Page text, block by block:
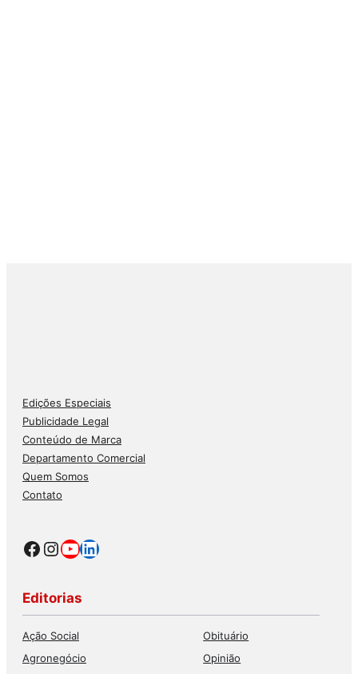
Edições Especiais
Publicidade Legal
Conteúdo de Marca
Departamento Comercial
Quem Somos
Contato
Facebook
Instagram
Youtube
LinkedIn
Editorias
Ação Social
Agronegócio
Obituário
Opinião